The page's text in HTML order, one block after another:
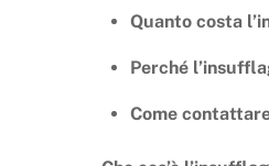
Quanto costa
Perché
Come